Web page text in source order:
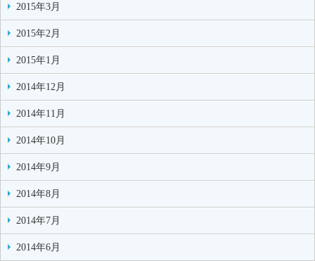
2015年3月
2015年2月
2015年1月
2014年12月
2014年11月
2014年10月
2014年9月
2014年8月
2014年7月
2014年6月